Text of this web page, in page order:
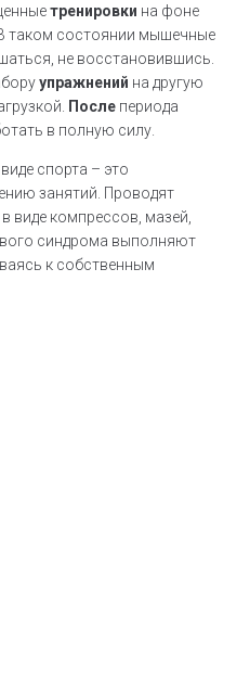
тренировки на фоне
таком состоянии мышечные
не восстановившись.
упражнений на другую
После периода
в полную силу.
спорта – это
занятий. Проводят
в виде компрессов, мазей,
синдрома выполняют
к собственным